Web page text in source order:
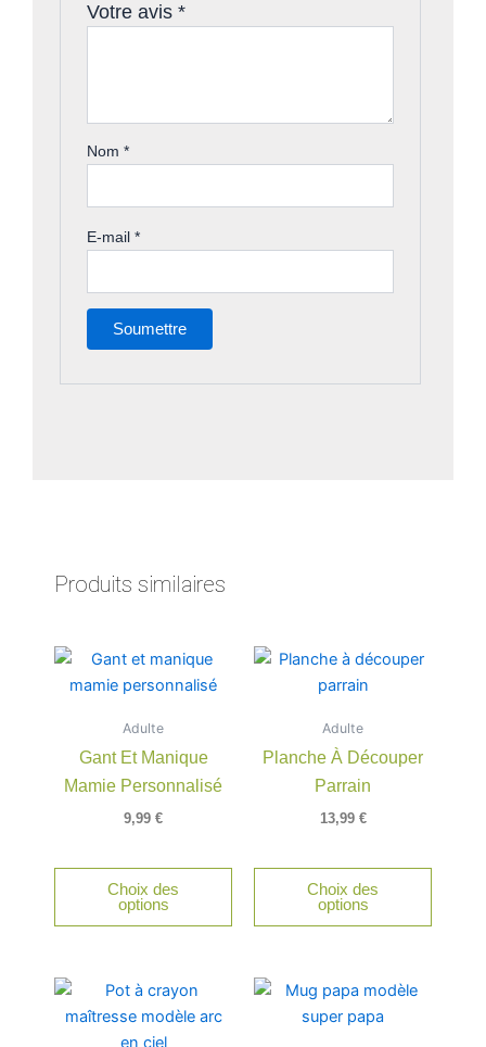
Votre avis*
Nom*
E-mail*
Produits similaires
Adulte
Gant Et Manique
Mamie Personnalisé
9,99 €
Choix des
options
Adulte
Planche À Découper
Parrain
13,99 €
Choix des
options